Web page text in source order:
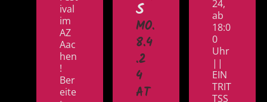
ival
im
AZ
Aac
hen
!
Ber
eite
S
MO.
8.4
.2
4
AT
24,
ab
18:0
0
Uhr
||
EIN
TRIT
TSS